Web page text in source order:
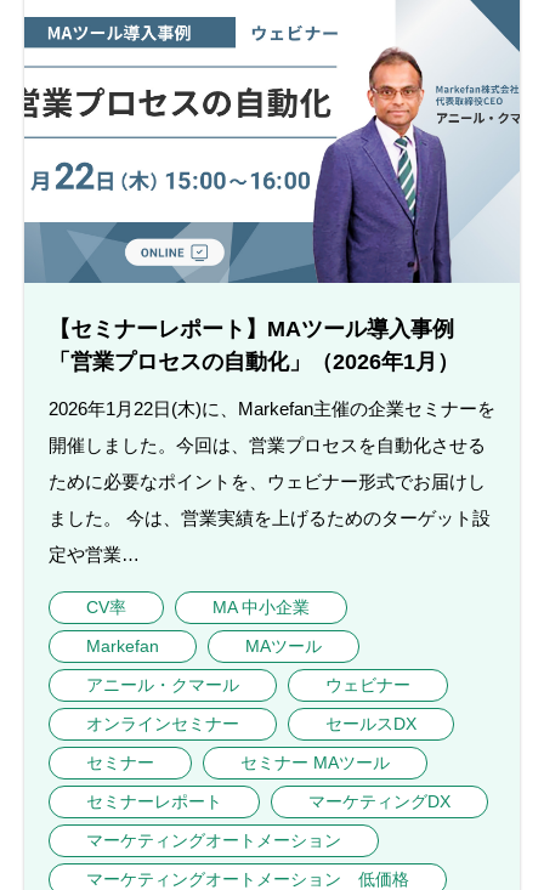
【セミナーレポート】MAツール導入事例
「営業プロセスの自動化」（2026年1月）
2026年1月22日(木)に、Markefan主催の企業セミナーを
開催しました。今回は、営業プロセスを自動化させる
ために必要なポイントを、ウェビナー形式でお届けし
ました。 今は、営業実績を上げるためのターゲット設
定や営業…
CV率
MA 中小企業
Markefan
MAツール
アニール・クマール
ウェビナー
オンラインセミナー
セールスDX
セミナー
セミナー MAツール
セミナーレポート
マーケティングDX
マーケティングオートメーション
マーケティングオートメーション 低価格